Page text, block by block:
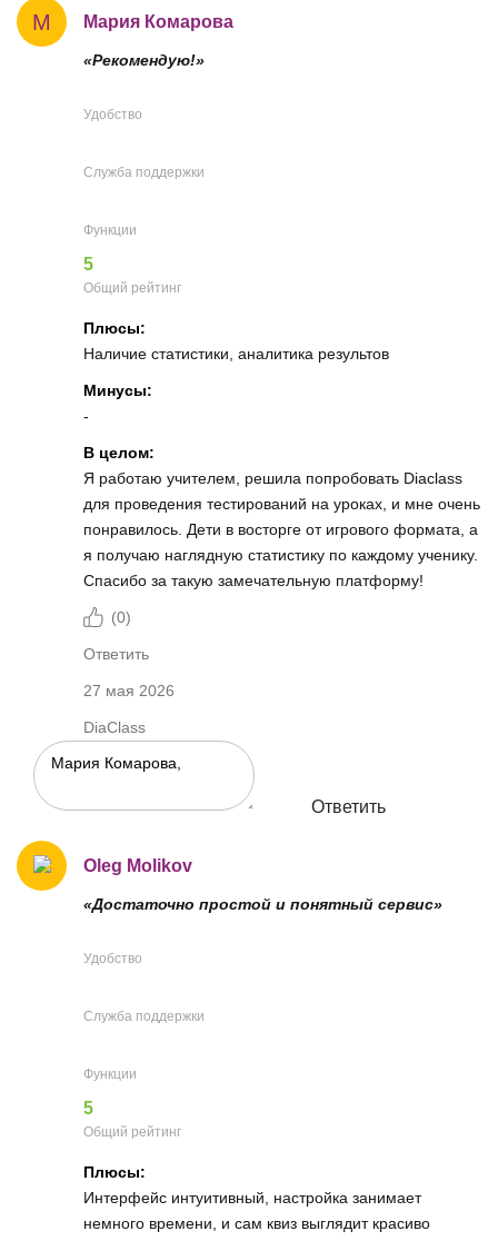
М Мария Комарова
«Рекомендую!»
Удобство
Служба поддержки
Функции
5
Общий рейтинг
Плюсы:
Наличие статистики, аналитика результов
Минусы:
-
В целом:
Я работаю учителем, решила попробовать Diaclass
для проведения тестирований на уроках, и мне очень
понравилось. Дети в восторге от игрового формата, а
я получаю наглядную статистику по каждому ученику.
Спасибо за такую замечательную платформу!
(0)
Ответить
27 мая 2026
DiaClass
Ответить
Oleg Molikov
«Достаточно простой и понятный сервис»
Удобство
Служба поддержки
Функции
5
Общий рейтинг
Плюсы:
Интерфейс интуитивный, настройка занимает
немного времени, и сам квиз выглядит красиво